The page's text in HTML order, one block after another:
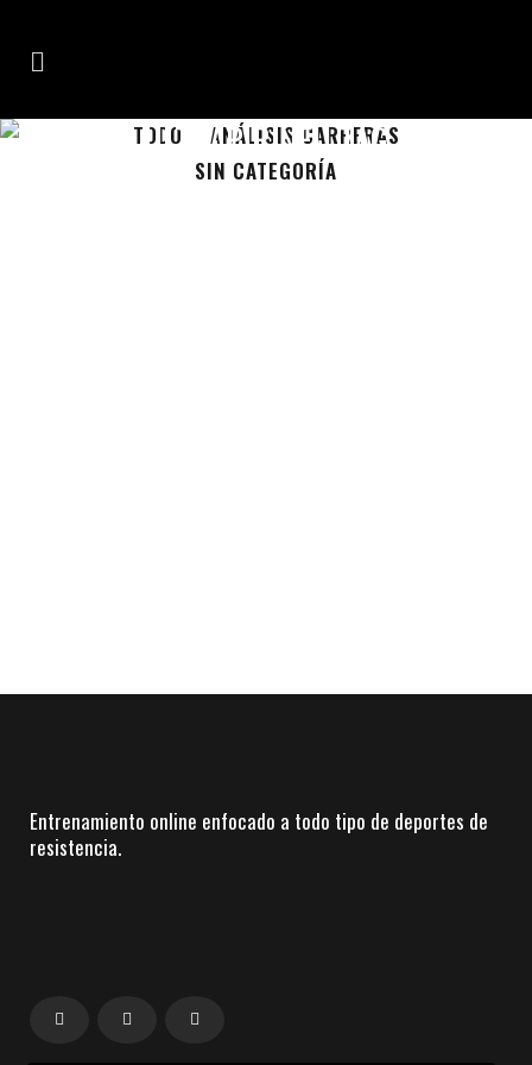
ULTRAPIRINEU TAG
TODO
ANÁLISIS CARRERAS
SIN CATEGORÍA
Entrenamiento online enfocado a todo tipo de deportes de
resistencia.